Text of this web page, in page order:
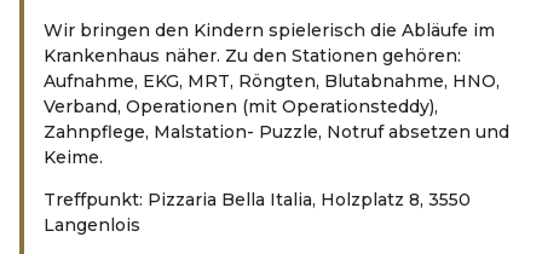
Wir bringen den Kindern spielerisch die Abläufe im
Krankenhaus näher. Zu den Stationen gehören:
Aufnahme, EKG, MRT, Röngten, Blutabnahme, HNO,
Verband, Operationen (mit Operationsteddy),
Zahnpflege, Malstation- Puzzle, Notruf absetzen und
Keime.
Treffpunkt: Pizzaria Bella Italia, Holzplatz 8, 3550
Langenlois